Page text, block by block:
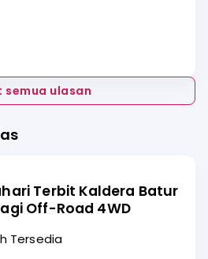
semua ulasan
Terbit Kaldera Batur
Off-Road 4WD
Tersedia